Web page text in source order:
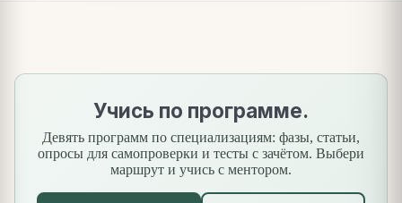
Учись по программе.
Девять программ по специализациям: фазы, статьи,
опросы для самопроверки и тесты с зачётом. Выбери
маршрут и учись с ментором.